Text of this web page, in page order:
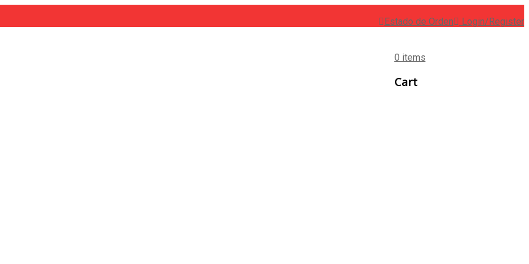
Login/Register
Estado de Orden
0 items
Cart